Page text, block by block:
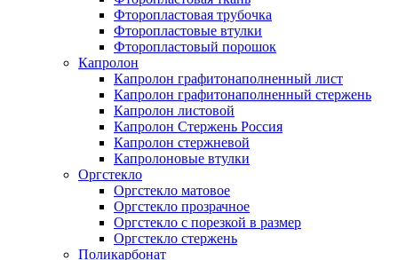
Фторопластовая трубочка
Фторопластовые втулки
Фторопластовый порошок
Капролон
Капролон графитонаполненный лист
Капролон графитонаполненный стержень
Капролон листовой
Капролон Стержень Россия
Капролон стержневой
Капролоновые втулки
Оргстекло
Оргстекло матовое
Оргстекло прозрачное
Оргстекло с порезкой в размер
Оргстекло стержень
Поликарбонат